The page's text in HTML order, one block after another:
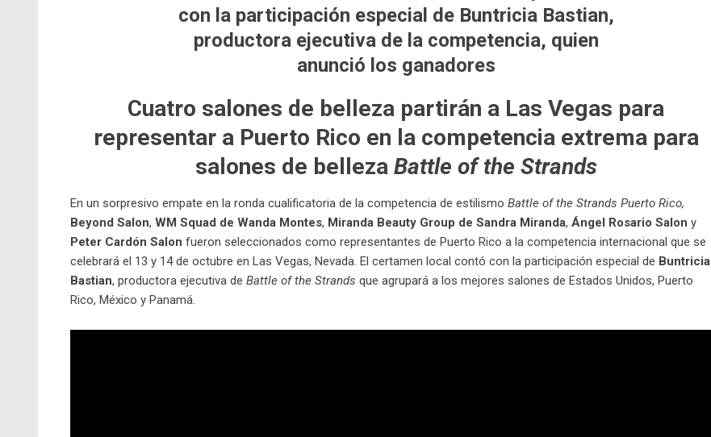
con la participación especial de Buntricia Bastian,
productora ejecutiva de la competencia, quien
anunció los ganadores
Cuatro salones de belleza partirán a Las Vegas para
representar a Puerto Rico en la competencia extrema para
salones de belleza Battle of the Strands
En un sorpresivo empate en la ronda cualificatoria de la competencia de estilismo Battle of the Strands Puerto Rico,
Beyond Salon, WM Squad de Wanda Montes, Miranda Beauty Group de Sandra Miranda, Ángel Rosario Salon y
Peter Cardón Salon fueron seleccionados como representantes de Puerto Rico a la competencia internacional que se
celebrará el 13 y 14 de octubre en Las Vegas, Nevada. El certamen local contó con la participación especial de Buntricia
Bastian, productora ejecutiva de Battle of the Strands que agrupará a los mejores salones de Estados Unidos, Puerto
Rico, México y Panamá.